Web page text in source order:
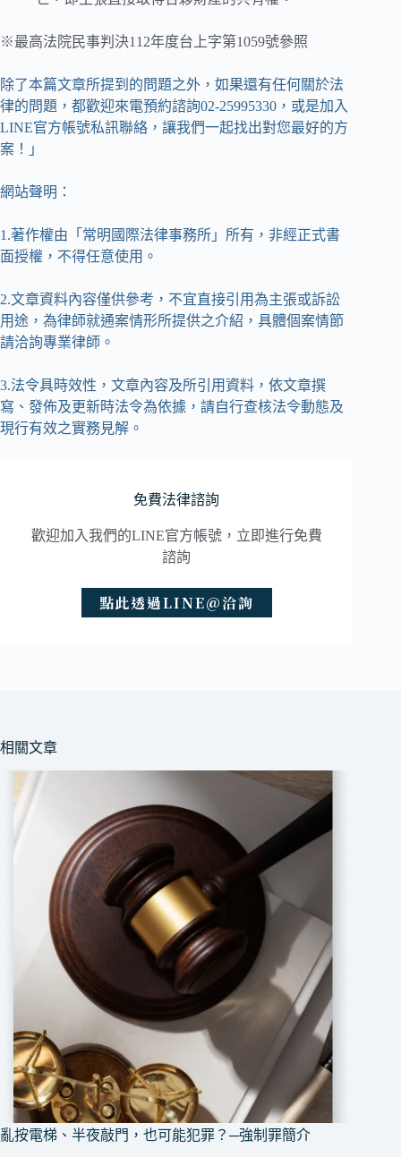
※最高法院民事判決112年度台上字第1059號參照
除了本篇文章所提到的問題之外，如果還有任何關於法
律的問題，都歡迎來電預約諮詢02-25995330，或是加入
LINE官方帳號私訊聯絡，讓我們一起找出對您最好的方
案！」
網站聲明：
1.著作權由「常明國際法律事務所」所有，非經正式書
面授權，不得任意使用。
2.文章資料內容僅供參考，不宜直接引用為主張或訴訟
用途，為律師就通案情形所提供之介紹，具體個案情節
請洽詢專業律師。
3.法令具時效性，文章內容及所引用資料，依文章撰
寫、發佈及更新時法令為依據，請自行查核法令動態及
現行有效之實務見解。
免費法律諮詢
歡迎加入我們的LINE官方帳號，立即進行免費
諮詢
點此透過LINE@洽詢
相關文章
亂按電梯、半夜敲門，也可能犯罪？─強制罪簡介